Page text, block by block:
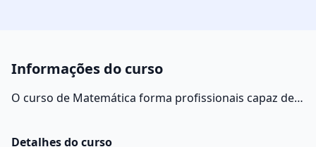
Informações do curso
O curso de Matemática forma profissionais capaz de
Detalhes do curso